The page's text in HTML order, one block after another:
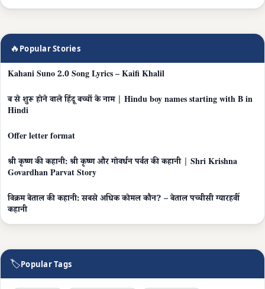
🔥 Popular Stories
Kahani Suno 2.0 Song Lyrics – Kaifi Khalil
ब से शुरू होने वाले हिंदू बच्चों के नाम | Hindu boy names starting with B in
Hindi
Offer letter format
श्री कृष्ण की कहानी: श्री कृष्ण और गोवर्धन पर्वत की कहानी | Shri Krishna
Govardhan Parvat Story
विक्रम बेताल की कहानी: सबसे अधिक कोमल कौन? – बेताल पच्चीसी ग्यारहवीं
कहानी
🏷Popular Tags